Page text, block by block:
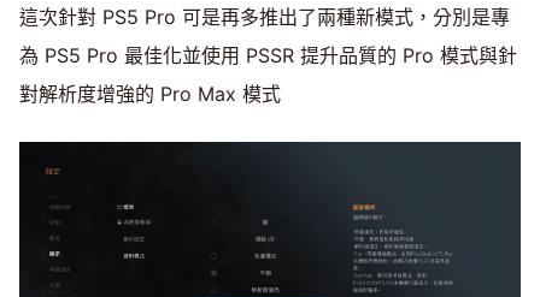
這次針對 PS5 Pro 可是再多推出了兩種新模式，分別是專
為 PS5 Pro 最佳化並使用 PSSR 提升品質的 Pro 模式與針
對解析度增強的 Pro Max 模式